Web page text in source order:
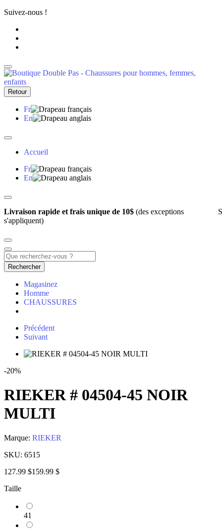
Suivez-nous !
Retour
Fr
En
Accueil
Fr
En
Livraison rapide et frais unique de 10$ (des exceptions
s'appliquent)
Rechercher
Magasinez
Homme
CHAUSSURES
Précédent
Suivant
-20%
RIEKER # 04504-45 NOIR
MULTI
Marque: RIEKER
SKU: 6515
127.99 $159.99 $
Taille
41